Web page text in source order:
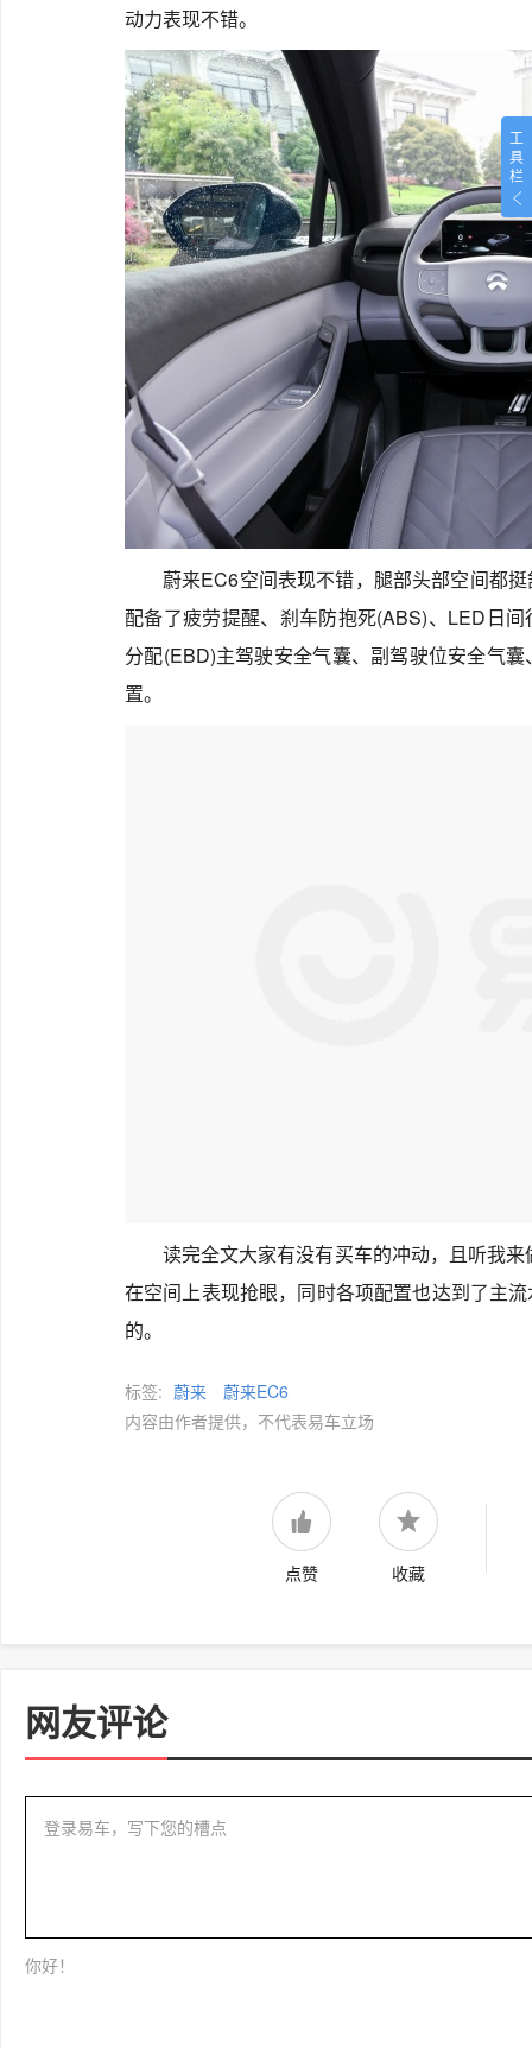
工
具
栏
动力表现不错。
蔚来EC6空间表现不错，腿部头部空间都
配备了疲劳提醒、刹车防抱死(ABS)、LED日
分配(EBD)主驾驶安全气囊、副驾驶位安全气
置。
读完全文大家有没有买车的冲动，且听我
在空间上表现抢眼，同时各项配置也达到了主
的。
标签: 蔚来
蔚来EC6
内容由作者提供，不代表易车立场
点赞 收藏
网友评论
登录易车，写下您的槽点
你好！